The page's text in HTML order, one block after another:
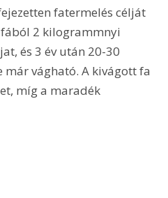
fatermelés célját
2 kilogrammnyi
és 3 év után 20-30
már vágható. A kivágott fa
míg a maradék